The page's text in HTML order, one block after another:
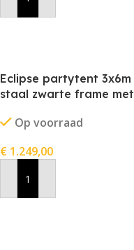
In Winkelwagen
Eclipse partytent 3x6m
staal zwarte frame met
Op voorraad
€ 1.249,00
In Winkelwagen